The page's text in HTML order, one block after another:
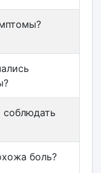
боль?